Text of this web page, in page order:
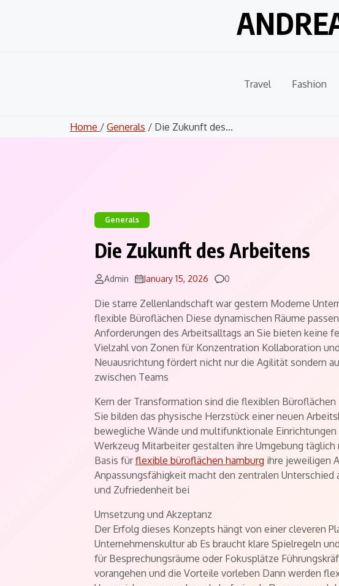
Travel Fashion
Home / Generals / Die Zukunft des...
Generals
Die Zukunft des Arbeitens
Admin January 15, 2026 Comments
0
Die starre Zellenlandschaft war gestern Moderne
flexible Büroflächen Diese dynamischen Räume
Anforderungen des Arbeitsalltags an Sie bieten keine
Vielzahl von Zonen für Konzentration Kollaboration
Neuausrichtung fördert nicht nur die Agilität sondern
zwischen Teams
Kern der Transformation sind die flexiblen Büroflächen
Sie bilden das physische Herzstück einer neuen
bewegliche Wände und multifunktionale Einrichtungen
Werkzeug Mitarbeiter gestalten ihre Umgebung
Basis fürflexible büroflächen hamburg ihre jeweiligen
Anpassungsfähigkeit macht den zentralen
und Zufriedenheit bei
Umsetzung und Akzeptanz
Der Erfolg dieses Konzepts hängt von einer cleveren
Unternehmenskultur ab Es braucht klare Spielregeln
für Besprechungsräume oder Fokusplätze
vorangehen und die Vorteile vorleben Dann werden